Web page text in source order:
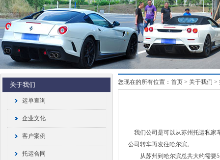
关于我们
运单查询
企业文化
客户案例
托运合同
您现在的所有位置：首页 > 关于我们 >
我们公司是可以从苏州托运私家
公司转车再发往哈尔滨。
从苏州到哈尔滨总共大约需要5